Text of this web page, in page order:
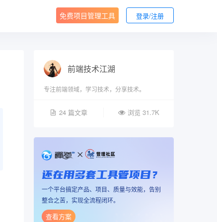
免费项目管理工具 登录/注册
前端技术江湖
专注前端领域，学习技术，分享技术。
24 篇文章 浏览 31.7K
还在用多套工具管项目？
一个平台搞定产品、项目、质量与效能，告别
整合之苦，实现全流程闭环。
查看方案